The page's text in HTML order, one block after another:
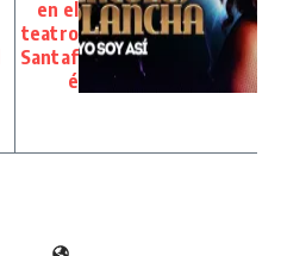
en el
teatro
Santaf
é